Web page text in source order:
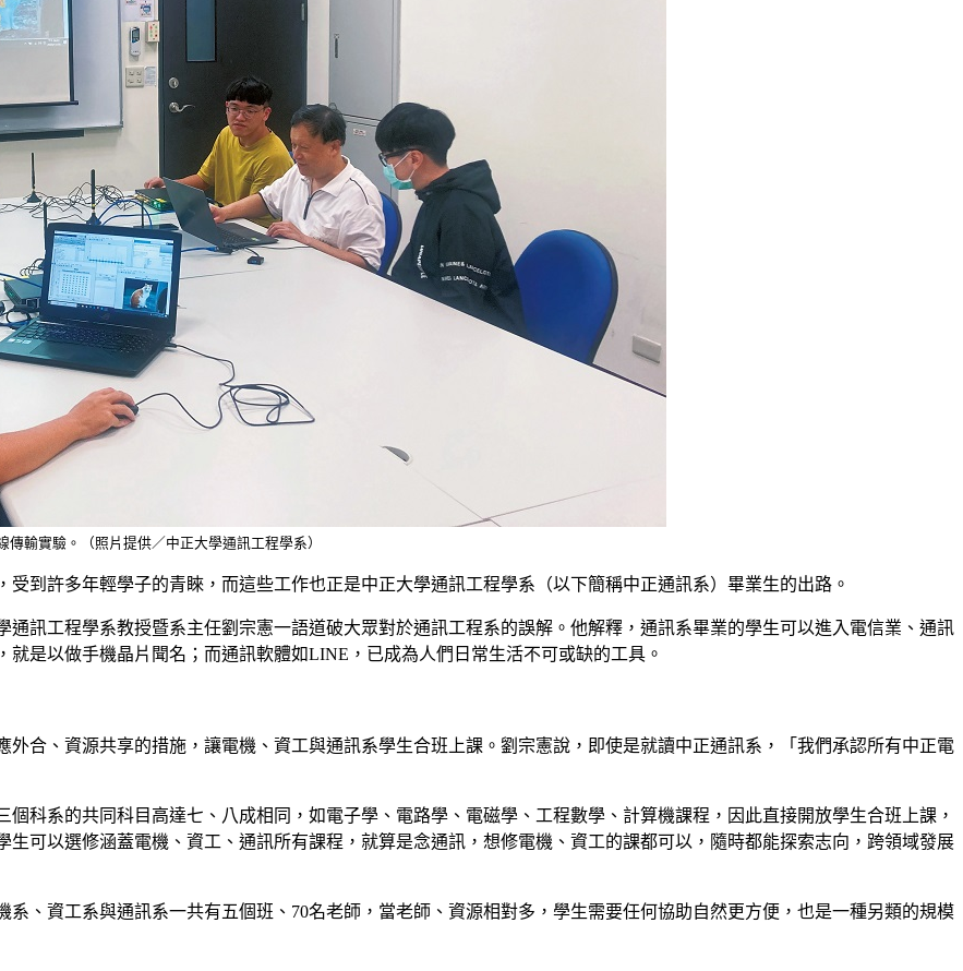
輸實驗。（照片提供／中正大學通訊工程學系）
到許多年輕學子的青睞，而這些工作也正是中正大學通訊工程學系（以下簡稱中正通訊系）畢業生的出路。
通訊工程學系教授暨系主任劉宗憲一語道破大眾對於通訊工程系的誤解。他解釋，通訊系畢業的學生可以進入電信業、通訊
是以做手機晶片聞名；而通訊軟體如LINE，已成為人們日常生活不可或缺的工具。
合、資源共享的措施，讓電機、資工與通訊系學生合班上課。劉宗憲說，即使是就讀中正通訊系，「我們承認所有中正電
科系的共同科目高達七、八成相同，如電子學、電路學、電磁學、工程數學、計算機課程，因此直接開放學生合班上課，
可以選修涵蓋電機、資工、通訊所有課程，就算是念通訊，想修電機、資工的課都可以，隨時都能探索志向，跨領域發展
、資工系與通訊系一共有五個班、70名老師，當老師、資源相對多，學生需要任何協助自然更方便，也是一種另類的規模